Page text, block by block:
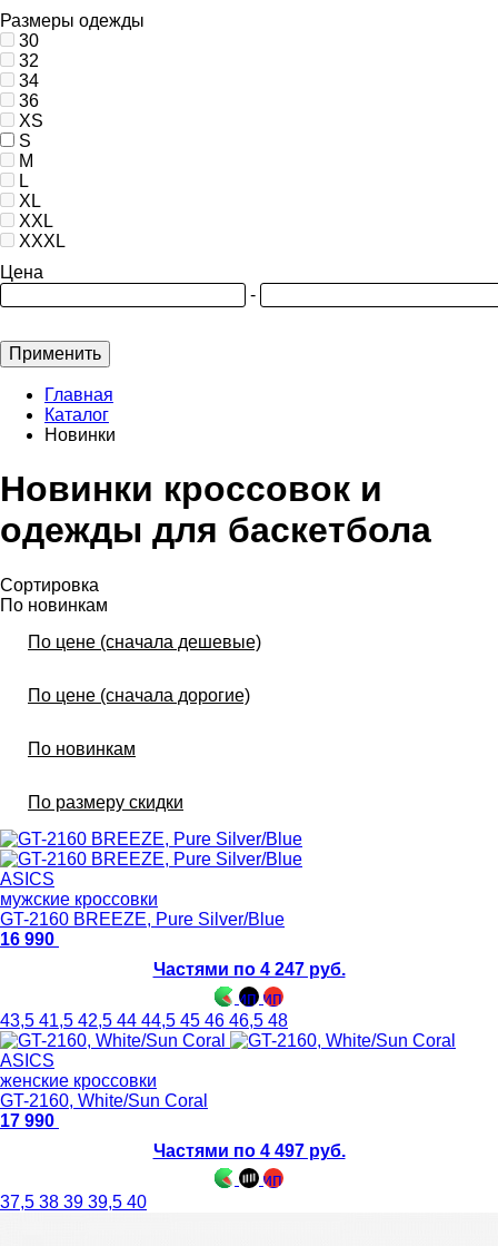
Размеры одежды
30
32
34
36
XS
S
M
L
XL
XXL
XXXL
Цена
-
Применить
Главная
Каталог
Новинки
Новинки кроссовок и
одежды для баскетбола
Сортировка
По новинкам
По цене (сначала дешевые)
По цене (сначала дорогие)
По новинкам
По размеру скидки
ASICS
мужские кроссовки
GT-2160 BREEZE, Pure Silver/Blue
16 990
Частями по 4 247 руб.
43,5 41,5 42,5 44 44,5 45 46 46,5 48
ASICS
женские кроссовки
GT-2160, White/Sun Coral
17 990
Частями по 4 497 руб.
37,5 38 39 39,5 40